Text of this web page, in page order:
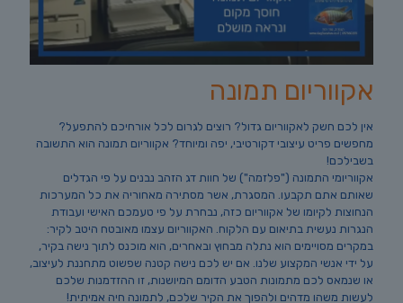
אקווריום תמונה
אין לכם חשק לאקווריום גדול? רוצים לגרום לכל אורחיכם להתפעל?
מחפשים פריט עיצובי דקורטיבי, יפה ומיוחד? אקווריום תמונה הוא התשובה
בשבילכם!
אקווריומי התמונה ("פלזמה") של חוות דג הזהב נבנים על פי הגדלים
שאותם אתם תקבעו. המסגרת, אשר מסתירה מאחוריה את כל המערכות
הנחוצות לקיומו של אקווריום כזה, נבחרת על פי טעמכם האישי ועבודת
הנגרות נעשית בתיאום עם הלקוח. האקווריום עצמו מאובטח היטב לקיר:
במקרים מסויימים הוא נתלה מבחוץ ובאחרים, הוא מוכנס לתוך נישה בקיר,
על ידי אנשי המקצוע שלנו. אם יש לכם נישה קטנה שפשוט מתחננת לעיצוב,
או שנמאס לכם מתמונות הטבע הדומם המיושנות, זו ההזדמנות שלכם
לעשות משהו מדהים ולהפוך את הקיר שלכם, לתמונה חיה אמיתית!